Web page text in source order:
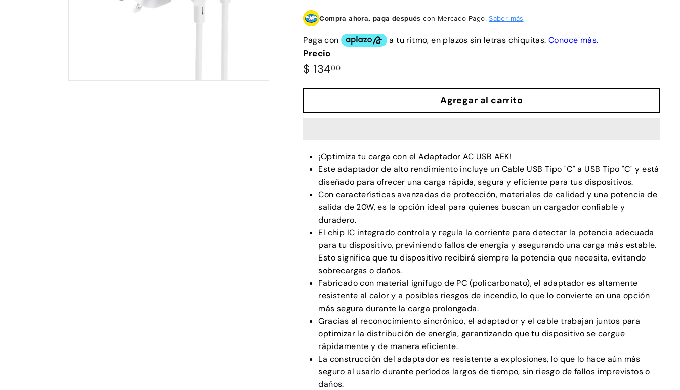
Compra ahora, paga después con Mercado Pago.Saber más
Precio
Precio
habitual
$ 13400$
134.00
Agregar al carrito
¡Optimiza tu carga con el Adaptador AC USB AEK!
Este adaptador de alto rendimiento incluye un Cable USB Tipo "C" a USB Tipo "C" y está
diseñado para ofrecer una carga rápida, segura y eficiente para tus dispositivos.
Con características avanzadas de protección, materiales de calidad y una potencia de
salida de 20W, es la opción ideal para quienes buscan un cargador confiable y
duradero.
El chip IC integrado controla y regula la corriente para detectar la potencia adecuada
para tu dispositivo, previniendo fallos de energía y asegurando una carga más estable.
Esto significa que tu dispositivo recibirá siempre la potencia que necesita, evitando
sobrecargas o daños.
Fabricado con material ignífugo de PC (policarbonato), el adaptador es altamente
resistente al calor y a posibles riesgos de incendio, lo que lo convierte en una opción
más segura durante la carga prolongada.
Gracias al reconocimiento sincrónico, el adaptador y el cable trabajan juntos para
optimizar la distribución de energía, garantizando que tu dispositivo se cargue
rápidamente y de manera eficiente.
La construcción del adaptador es resistente a explosiones, lo que lo hace aún más
seguro al usarlo durante períodos largos de tiempo, sin riesgo de fallos imprevistos o
daños.